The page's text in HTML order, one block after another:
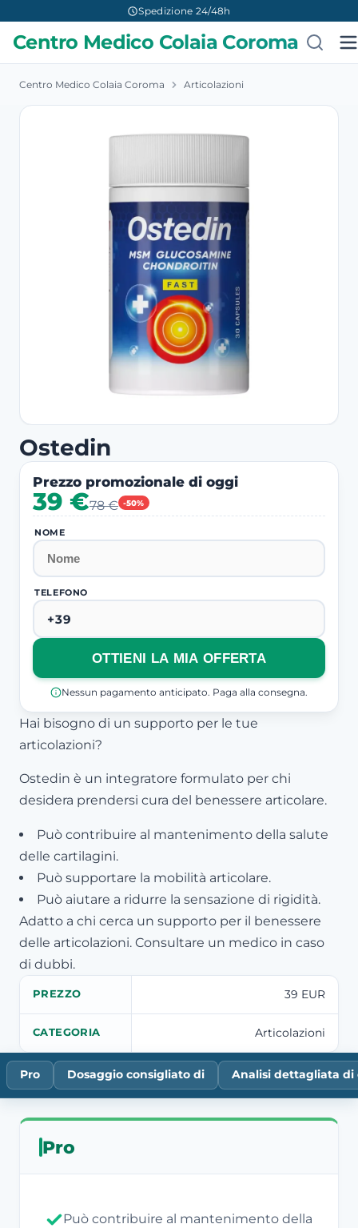
Spedizione 24/48h
Centro Medico Colaia Coroma
Centro Medico Colaia Coroma Articolazioni
Ostedin
Prezzo promozionale di oggi
-50%
39 €78 €
NOME
TELEFONO
OTTIENI LA MIA OFFERTA
Nessun pagamento anticipato. Paga alla consegna.
Hai bisogno di un supporto per le tue
articolazioni?
Ostedin è un integratore formulato per chi
desidera prendersi cura del benessere articolare.
Può contribuire al mantenimento della salute
delle cartilagini.
Può supportare la mobilità articolare.
Può aiutare a ridurre la sensazione di rigidità.
Adatto a chi cerca un supporto per il benessere
delle articolazioni. Consultare un medico in caso
di dubbi.
PREZZO 39 EUR
CATEGORIA Articolazioni
Pro Dosaggio consigliato di Analisi dettagliata di
Pro
Può contribuire al mantenimento della